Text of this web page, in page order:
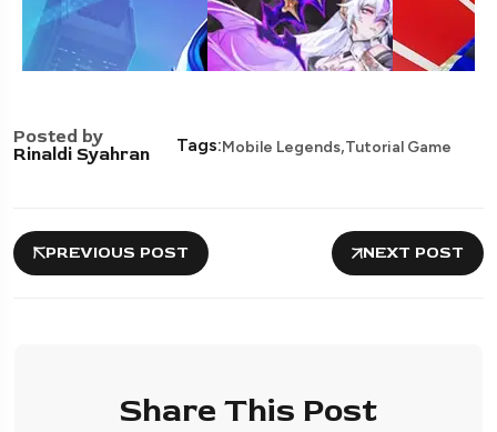
Posted by
Rinaldi Syahran
Tags:Mobile Legends,Tutorial Game
PREVIOUS POST NEXT POST
Share This Post